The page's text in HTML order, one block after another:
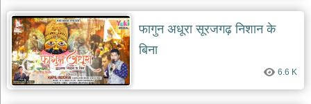
भजन
जोड़ें
add
bhajans
फागुन अधूरा सूरजगढ़ निशान के
बिना
6.6 K